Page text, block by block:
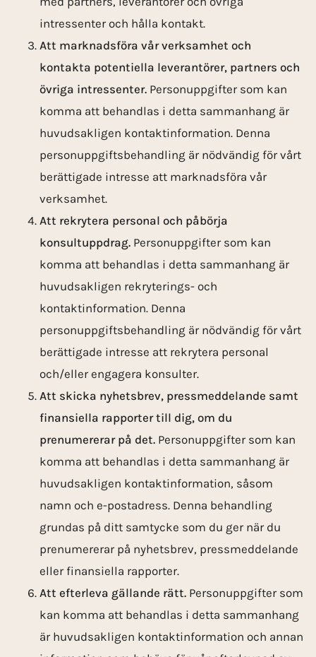
intressenter och hålla kontakt.
Att marknadsföra vår verksamhet och
kontakta potentiella leverantörer, partners och
övriga intressenter. Personuppgifter som kan
komma att behandlas i detta sammanhang är
huvudsakligen kontaktinformation. Denna
personuppgiftsbehandling är nödvändig för vårt
berättigade intresse att marknadsföra vår
verksamhet.
Att rekrytera personal och påbörja
konsultuppdrag. Personuppgifter som kan
komma att behandlas i detta sammanhang är
huvudsakligen rekryterings- och
kontaktinformation. Denna
personuppgiftsbehandling är nödvändig för vårt
berättigade intresse att rekrytera personal
och/eller engagera konsulter.
Att skicka nyhetsbrev, press­meddelande samt
finansiella rapporter till dig, om du
prenumererar på det. Personuppgifter som kan
komma att behandlas i detta sammanhang är
huvudsakligen kontaktinformation, såsom
namn och e-postadress. Denna behandling
grundas på ditt samtycke som du ger när du
prenumererar på nyhetsbrev, press­meddelande
eller finansiella rapporter.
Att efterleva gällande rätt. Personuppgifter som
kan komma att behandlas i detta sammanhang
är huvudsakligen kontaktinformation och annan